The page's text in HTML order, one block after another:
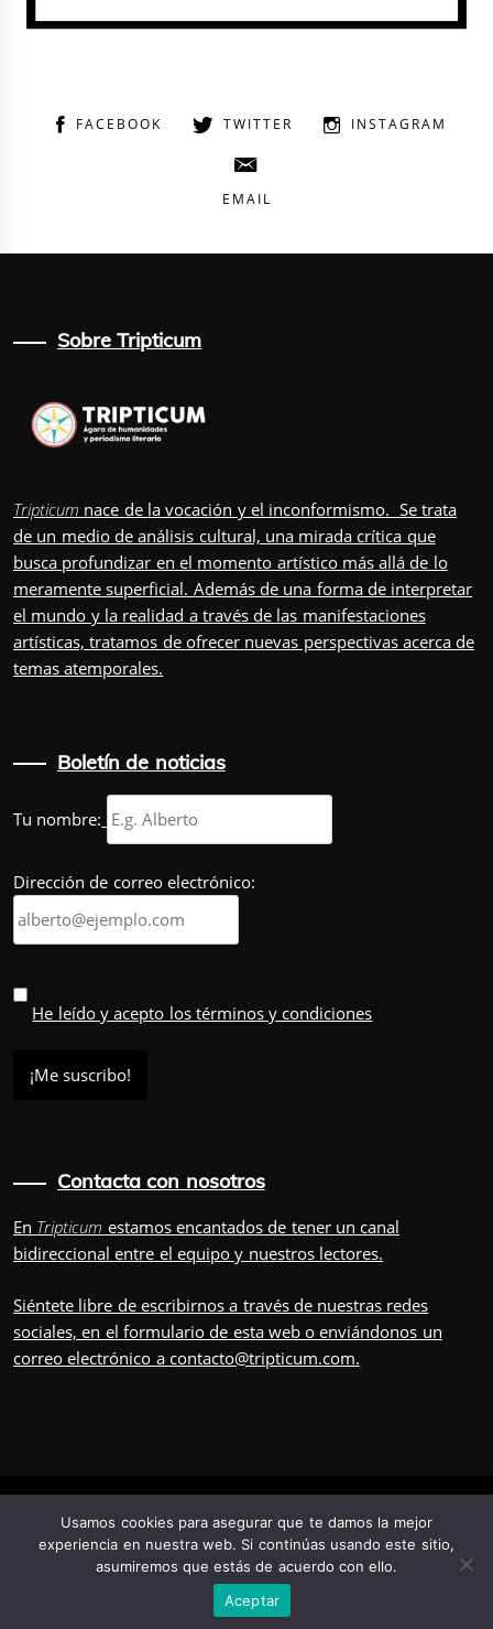
FACEBOOK TWITTER INSTAGRAM
EMAIL
Sobre Tripticum
Tripticum nace de la vocación y el inconformismo. Se trata
de un medio de análisis cultural, una mirada crítica que
busca profundizar en el momento artístico más allá de lo
meramente superficial. Además de una forma de interpretar
el mundo y la realidad a través de las manifestaciones
artísticas, tratamos de ofrecer nuevas perspectivas acerca de
temas atemporales.
Boletín de noticias
Tu nombre:
Dirección de correo electrónico:
He leído y acepto los términos y condiciones
Contacta con nosotros
En Tripticum estamos encantados de tener un canal
bidireccional entre el equipo y nuestros lectores.
Siéntete libre de escribirnos a través de nuestras redes
sociales, en el formulariode esta web o enviándonos un
correo electrónico a contacto@tripticum.com.
IUVENIS, POR
TRIPULACIÓN CONTÁCTANOS POSDATA
Usamos cookies para asegurar que te damos la mejor
experiencia en nuestra web. Si continúas usando este sitio,
asumiremos que estás de acuerdo con ello.
Aceptar